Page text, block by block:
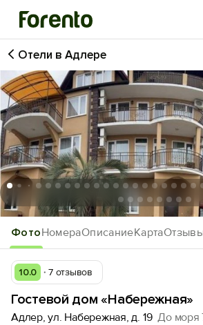
Войти
Избранное
История просмотра
Добавить свой объект
ФотоНомераОписаниеКарта
Отели в Адлере
10.0 7 отзывов
Гостевой дом «Набережная»
Адлер, ул. Набережная, д. 19 До моря